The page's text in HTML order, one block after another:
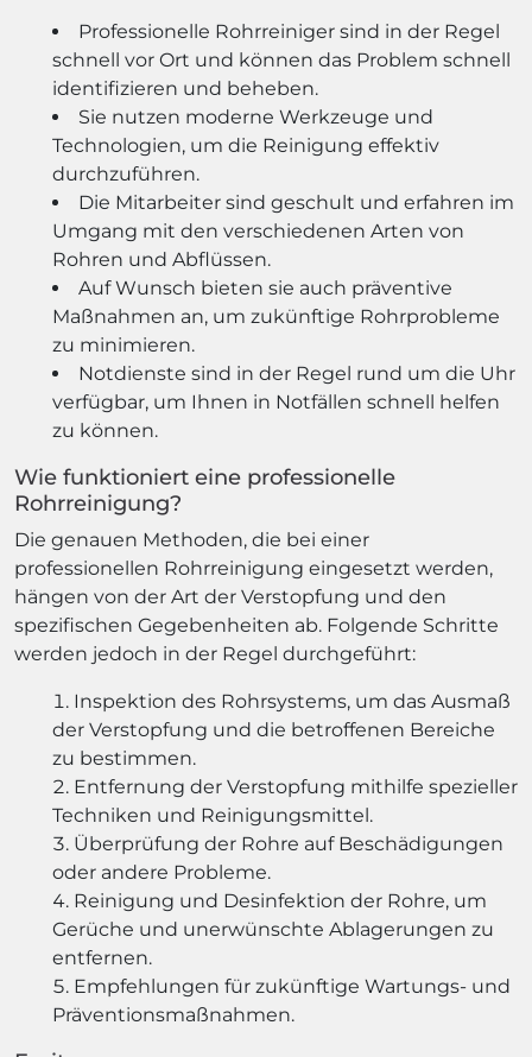
Professionelle Rohrreiniger sind in der Regel
schnell vor Ort und können das Problem schnell
identifizieren und beheben.
Sie nutzen moderne Werkzeuge und
Technologien, um die Reinigung effektiv
durchzuführen.
Die Mitarbeiter sind geschult und erfahren im
Umgang mit den verschiedenen Arten von
Rohren und Abflüssen.
Auf Wunsch bieten sie auch präventive
Maßnahmen an, um zukünftige Rohrprobleme
zu minimieren.
Notdienste sind in der Regel rund um die Uhr
verfügbar, um Ihnen in Notfällen schnell helfen
zu können.
Wie funktioniert eine professionelle
Rohrreinigung?
Die genauen Methoden, die bei einer
professionellen Rohrreinigung eingesetzt werden,
hängen von der Art der Verstopfung und den
spezifischen Gegebenheiten ab. Folgende Schritte
werden jedoch in der Regel durchgeführt:
Inspektion des Rohrsystems, um das Ausmaß
der Verstopfung und die betroffenen Bereiche
zu bestimmen.
Entfernung der Verstopfung mithilfe spezieller
Techniken und Reinigungsmittel.
Überprüfung der Rohre auf Beschädigungen
oder andere Probleme.
Reinigung und Desinfektion der Rohre, um
Gerüche und unerwünschte Ablagerungen zu
entfernen.
Empfehlungen für zukünftige Wartungs- und
Präventionsmaßnahmen.